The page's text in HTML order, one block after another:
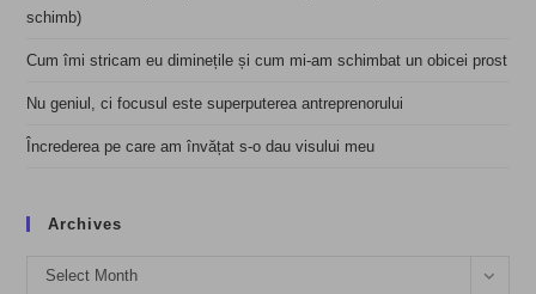
schimb)
Cum îmi stricam eu diminețile și cum mi-am schimbat un obicei prost
Nu geniul, ci focusul este superputerea antreprenorului
Încrederea pe care am învățat s-o dau visului meu
Archives
Archives
Select Month